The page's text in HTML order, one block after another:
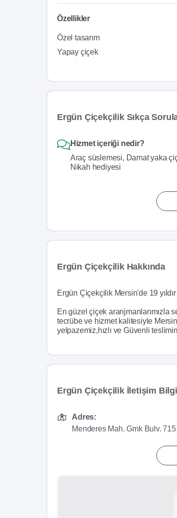
Özellikler
Özel tasarım
Yapay çiçek
Ergün Çiçekçilik Sıkça
Hizmet içeriği nedir?
Araç süslemesi, Damat yaka
Nikah hediyesi
Ergün Çiçekçilik Hakkında
Ergün Çiçekçilik Mersin'de 19
En güzel çiçek aranjmanlarımızla
tecrübe ve hizmet kalitesiyle
yelpazemiz,hızlı ve Güvenli
Ergün Çiçekçilik İletişim
Adres:
Menderes Mah. Gmk Bulv. 715